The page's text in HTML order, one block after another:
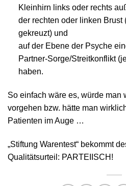
Kleinhirn links oder rechts
der rechten oder linken Brust
gekreuzt) und
auf der Ebene der Psyche
Partner-Sorge/Streitkonflikt
haben.
So einfach wäre es, würde man
vorgehen bzw. hätte man
Patienten im Auge …
„Stiftung Warentest“ bekommt
Qualitätsurteil: PARTEIISCH!